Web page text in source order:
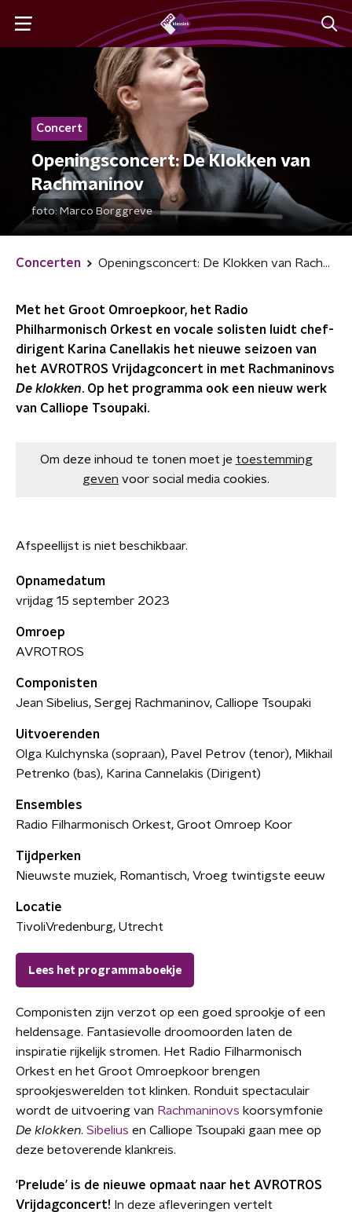
Concert
Openingsconcert: De Klokken van
Rachmaninov
foto: Marco Borggreve
Concerten Openingsconcert: De Klokken van Rachmaninov
Met het Groot Omroepkoor, het Radio
Philharmonisch Orkest en vocale solisten luidt chef-
dirigent Karina Canellakis het nieuwe seizoen van
het AVROTROS Vrijdagconcert in met Rachmaninovs
De klokken. Op het programma ook een nieuw werk
van Calliope Tsoupaki.
Om deze inhoud te tonen moet je toestemming
geven voor social media cookies.
Afspeellijst is niet beschikbaar.
Opnamedatum
vrijdag 15 september 2023
Omroep
AVROTROS
Componisten
Jean Sibelius, Sergej Rachmaninov, Calliope Tsoupaki
Uitvoerenden
Olga Kulchynska (sopraan), Pavel Petrov (tenor), Mikhail
Petrenko (bas), Karina Cannelakis (Dirigent)
Ensembles
Radio Filharmonisch Orkest, Groot Omroep Koor
Tijdperken
Nieuwste muziek, Romantisch, Vroeg twintigste eeuw
Locatie
TivoliVredenburg, Utrecht
Lees het programmaboekje
Componisten zijn verzot op een goed sprookje of een
heldensage. Fantasievolle droomoorden laten de
inspiratie rijkelijk stromen. Het Radio Filharmonisch
Orkest en het Groot Omroepkoor brengen
sprookjeswerelden tot klinken. Ronduit spectaculair
wordt de uitvoering van Rachmaninovs koorsymfonie
De klokken. Sibelius en Calliope Tsoupaki gaan mee op
deze betoverende klankreis.
‘Prelude’ is de nieuwe opmaat naar het AVROTROS
Vrijdagconcert! In deze afleveringen vertelt